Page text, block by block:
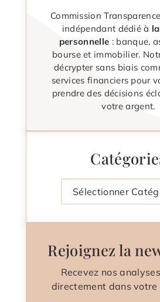
Commission
indépendant dédié à
personnelle : banque,
bourse et immobilier.
décrypter sans biais
services financiers pour
prendre des décisions
votre argent.
Catégories
Rejoignez la
Recevez nos
directement dans